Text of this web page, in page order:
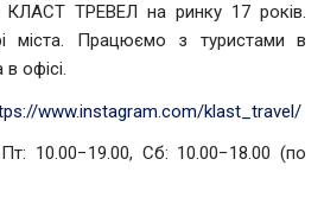
КЛАСТ ТРЕВЕЛ на ринку 17 років.
міста. Працюємо з туристами в
офісі.
www.instagram.com/klast_travel/
10.00−19.00, Cб: 10.00−18.00 (по